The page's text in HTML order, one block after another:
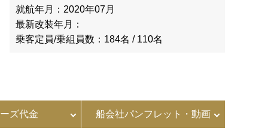
就航年月： 2020年07月
最新改装年月：
乗客定員/乗組員数： 184名 / 110名
ズ代金 船会社パンフレット・動画